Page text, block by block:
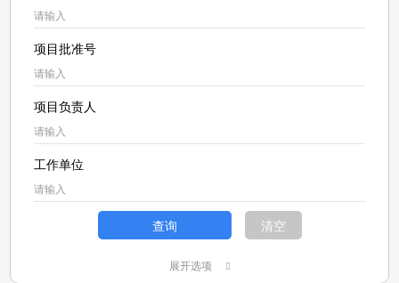
项目批准号
项目负责人
工作单位
查询 清空
展开选项